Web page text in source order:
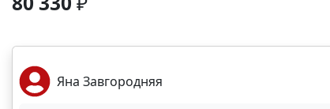
Яна Завгородняя